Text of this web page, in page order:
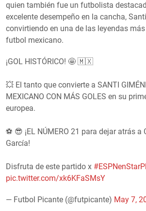
quien también fue un futbolista
excelente desempeño en la cancha,
convirtiendo en una de las leyendas
futbol mexicano.
¡GOL HISTÓRICO! 🤩 🇲🇽
💥 El tanto que convierte a SANTI
MEXICANO CON MÁS GOLES en su
europea.
⚽ 😎 ¡EL NÚMERO 21 para dejar atrás
García!
Disfruta de este partido x
pic.twitter.com/xk6KFaSMsY
— Futbol Picante (@futpicante) May 7,